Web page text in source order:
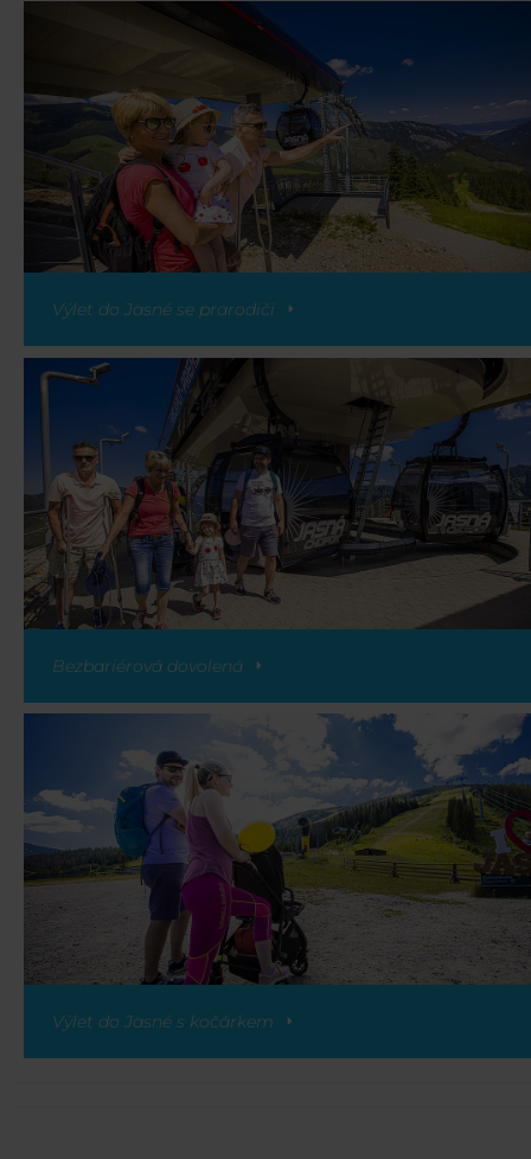
Výlet do Jasné se prarodiči
Bezbariérová dovolená
Výlet do Jasné s kočárkem